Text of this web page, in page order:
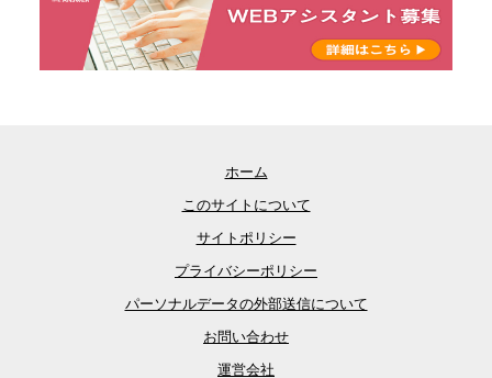
ホーム
このサイトについて
サイトポリシー
プライバシーポリシー
パーソナルデータの外部送信について
お問い合わせ
運営会社